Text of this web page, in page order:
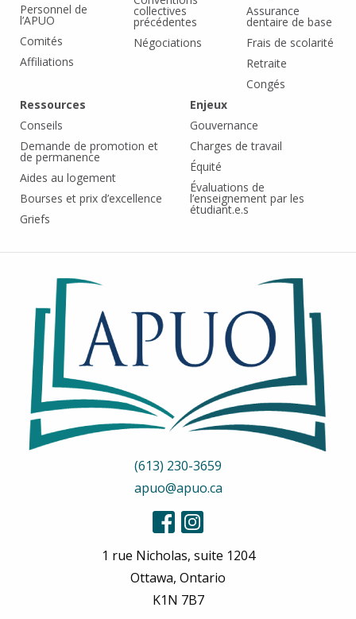
Personnel de
l’APUO
Comités
Affiliations
collectives
précédentes
Négociations
Assurance
dentaire de base
Frais de scolarité
Retraite
Congés
Ressources
Conseils
Demande de promotion et
de permanence
Aides au logement
Bourses et prix d’excellence
Griefs
Enjeux
Gouvernance
Charges de travail
Équité
Évaluations de
l’enseignement par les
étudiant.e.s
(613) 230-3659
apuo@apuo.ca
1 rue Nicholas, suite 1204
Ottawa, Ontario
K1N 7B7